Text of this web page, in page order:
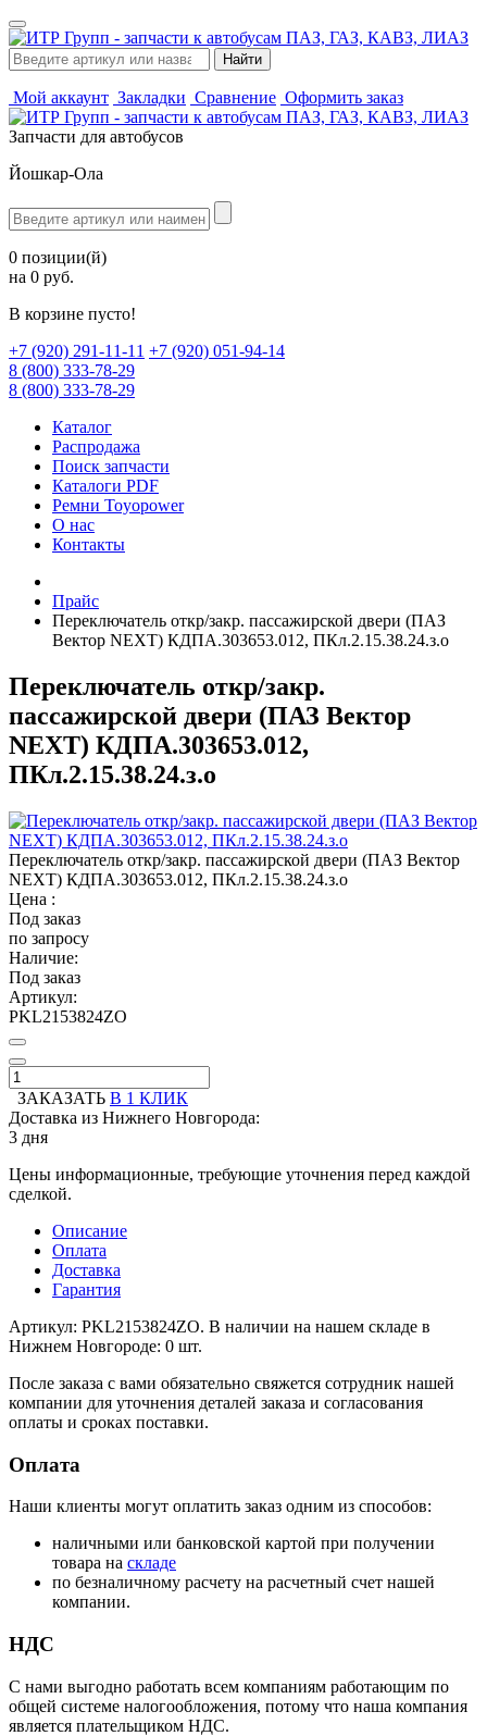
Мой аккаунт Закладки Сравнение Оформить заказ
Запчасти для автобусов
Йошкар-Ола
0 позиции(й)
на 0 руб.
В корзине пусто!
‪+7 (920) 291-11-11 +7 (920) 051-94-14
8 (800) 333-78-29
8 (800) 333-78-29
Каталог
Распродажа
Поиск запчасти
Каталоги PDF
Ремни Toyopower
О нас
Контакты
Прайс
Переключатель откр/закр. пассажирской двери (ПАЗ
Вектор NEXT) КДПА.303653.012, ПКл.2.15.38.24.з.о
Переключатель откр/закр.
пассажирской двери (ПАЗ Вектор
NEXT) КДПА.303653.012,
ПКл.2.15.38.24.з.о
Переключатель откр/закр. пассажирской двери (ПАЗ Вектор
NEXT) КДПА.303653.012, ПКл.2.15.38.24.з.о
Цена :
Под заказ
по запросу
Наличие:
Под заказ
Артикул:
PKL2153824ZO
ЗАКАЗАТЬ В 1 КЛИК
Доставка из Нижнего Новгорода:
3 дня
Цены информационные, требующие уточнения перед каждой
сделкой.
Описание
Оплата
Доставка
Гарантия
Артикул: PKL2153824ZO. В наличии на нашем складе в
Нижнем Новгороде: 0 шт.
После заказа с вами обязательно свяжется сотрудник нашей
компании для уточнения деталей заказа и согласования
оплаты и сроках поставки.
Оплата
Наши клиенты могут оплатить заказ одним из способов:
наличными или банковской картой при получении
товара на складе
по безналичному расчету на расчетный счет нашей
компании.
НДС
С нами выгодно работать всем компаниям работающим по
общей системе налогообложения, потому что наша компания
является плательщиком НДС.